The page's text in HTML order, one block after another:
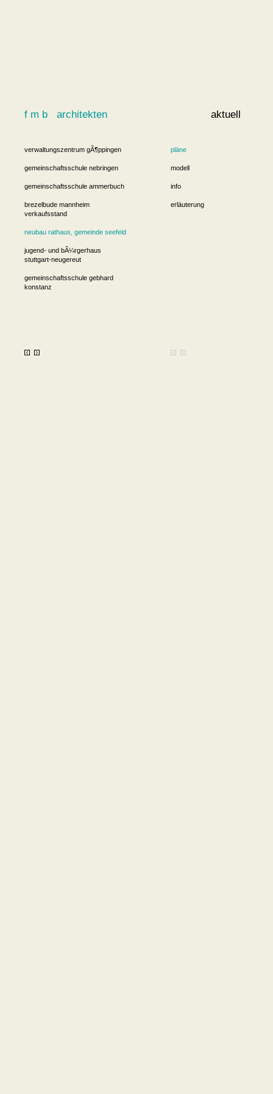
f m b architekten aktuell
verwaltungszentrum gÃ¶ppingen
gemeinschaftsschule nebringen
gemeinschaftsschule ammerbuch
brezelbude mannheim
verkaufsstand
neubau rathaus, gemeinde seefeld
jugend- und bÃ¼rgerhaus
stuttgart-neugereut
gemeinschaftsschule gebhard
konstanz
pläne
modell
info
erläuterung